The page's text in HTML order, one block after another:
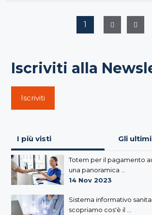
1
Iscriviti alla
Iscriviti
I più visti Gli ultimi
Totem per il pagamento
una panoramica ...
14 Nov 2023
Sistema informativo
scopriamo cos'è il ...